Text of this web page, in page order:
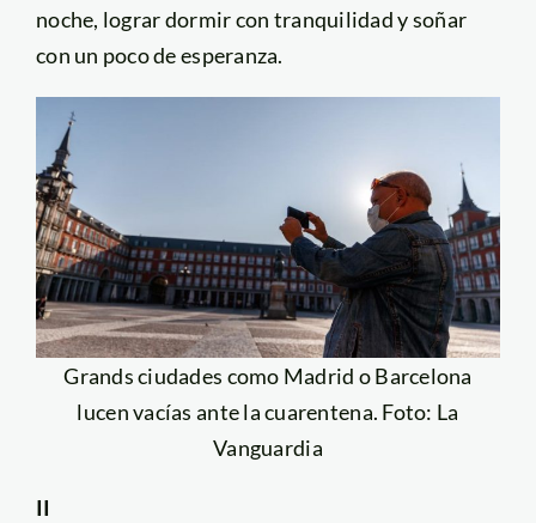
noche, lograr dormir con tranquilidad y soñar
con un poco de esperanza.
Grands ciudades como Madrid o Barcelona
lucen vacías ante la cuarentena. Foto: La
Vanguardia
II